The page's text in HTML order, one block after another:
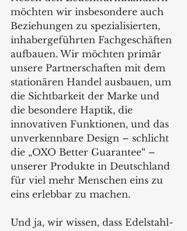
möchten wir insbesondere auch
Beziehungen zu spezialisierten,
inhabergeführten Fachgeschäften
aufbauen. Wir möchten primär
unsere Partnerschaften mit dem
stationären Handel ausbauen, um
die Sichtbarkeit der Marke und
die besondere Haptik, die
innovativen Funktionen, und das
unverkennbare Design – schlicht
die „OXO Better Guarantee“ –
unserer Produkte in Deutschland
für viel mehr Menschen eins zu
eins erlebbar zu machen.
Und ja, wir wissen, dass Edelstahl-